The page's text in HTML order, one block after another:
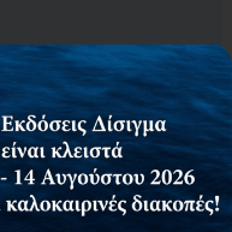
– 2η έκδοση”
Οικονομικής,
καθώς και Διοικητικής
χρήσιμο
και
και όλων των